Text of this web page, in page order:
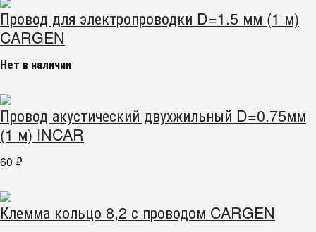
Провод для электропроводки D=1.5 мм (1 м)
CARGEN
Нет в наличии
Провод акустический двухжильный D=0.75мм
(1 м) INCAR
60 ₽
Клемма кольцо 8,2 с проводом CARGEN